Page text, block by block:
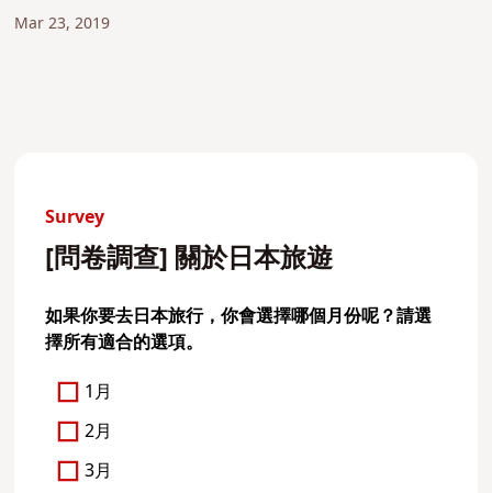
Mar 23, 2019
Survey
[問卷調查] 關於日本旅遊
如果你要去日本旅行，你會選擇哪個月份呢？請選
擇所有適合的選項。
1月
2月
3月